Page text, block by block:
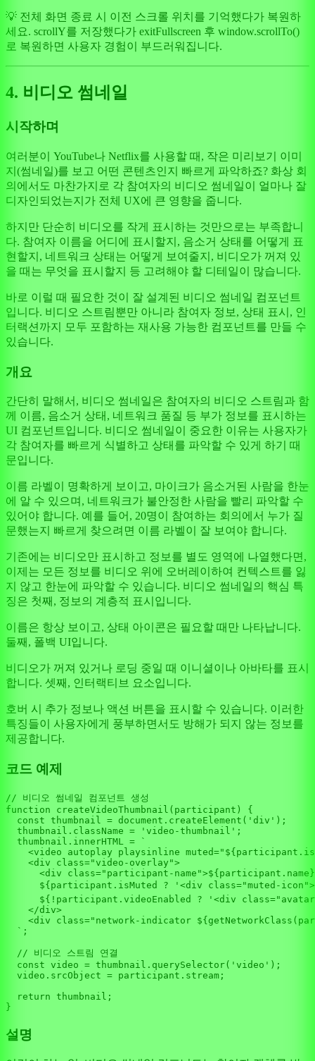
💡 전체 화면 종료 시 이전 스크롤 위치를 기억했다가 복원하
세요. scrollY를 저장했다가 exitFullscreen 후 window.scrollTo()
로 복원하면 사용자 경험이 부드러워집니다.
4. 비디오 썸네일
시작하며
여러분이 YouTube나 Netflix를 사용할 때, 작은 미리보기 이미
지(썸네일)를 보고 어떤 콘텐츠인지 빠르게 파악하죠? 화상 회
의에서도 마찬가지로 각 참여자의 비디오 썸네일이 얼마나 잘
디자인되었는지가 전체 UX에 큰 영향을 줍니다.
하지만 단순히 비디오를 작게 표시하는 것만으로는 부족합니
다. 참여자 이름을 어디에 표시할지, 음소거 상태를 어떻게 표
현할지, 네트워크 상태는 어떻게 보여줄지, 비디오가 꺼져 있
을 때는 무엇을 표시할지 등 고려해야 할 디테일이 많습니다.
바로 이럴 때 필요한 것이 잘 설계된 비디오 썸네일 컴포넌트
입니다. 비디오 스트림뿐만 아니라 참여자 정보, 상태 표시, 인
터랙션까지 모두 포함하는 재사용 가능한 컴포넌트를 만들 수
있습니다.
개요
간단히 말해서, 비디오 썸네일은 참여자의 비디오 스트림과 함
께 이름, 음소거 상태, 네트워크 품질 등 부가 정보를 표시하는
UI 컴포넌트입니다. 비디오 썸네일이 중요한 이유는 사용자가
각 참여자를 빠르게 식별하고 상태를 파악할 수 있게 하기 때
문입니다.
이름 라벨이 명확하게 보이고, 마이크가 음소거된 사람을 한눈
에 알 수 있으며, 네트워크가 불안정한 사람을 빨리 파악할 수
있어야 합니다. 예를 들어, 20명이 참여하는 회의에서 누가 질
문했는지 빠르게 찾으려면 이름 라벨이 잘 보여야 합니다.
기존에는 비디오만 표시하고 정보를 별도 영역에 나열했다면,
이제는 모든 정보를 비디오 위에 오버레이하여 컨텍스트를 잃
지 않고 한눈에 파악할 수 있습니다. 비디오 썸네일의 핵심 특
징은 첫째, 정보의 계층적 표시입니다.
이름은 항상 보이고, 상태 아이콘은 필요할 때만 나타납니다.
둘째, 폴백 UI입니다.
비디오가 꺼져 있거나 로딩 중일 때 이니셜이나 아바타를 표시
합니다. 셋째, 인터랙티브 요소입니다.
호버 시 추가 정보나 액션 버튼을 표시할 수 있습니다. 이러한
특징들이 사용자에게 풍부하면서도 방해가 되지 않는 정보를
제공합니다.
코드 예제
// 비디오 썸네일 컴포넌트 생성
function
createVideoThumbnail ( participant ) {
const thumbnail = document . createElement ( 'div' );
  thumbnail.
className = 'video-thumbnail' ;
  thumbnail.
innerHTML =
`
    <video autoplay playsinline muted="
    <div class="video-overlay">
      <div class="participant-name">
${participant.name}
${participant.isMuted ?
'<div class="muted-
${!participant.videoEnabled ?
'<div
    </div>
    <div class="network-indicator
  `
;
// 비디오 스트림 연결
const video = thumbnail. querySelector( 'video' );
  video.
srcObject = participant. stream ;
return thumbnail;
설명